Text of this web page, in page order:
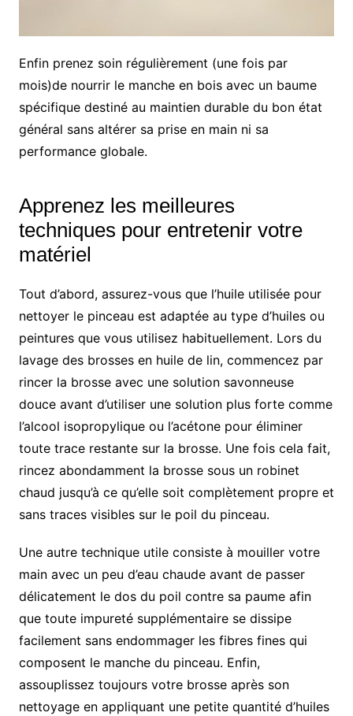
Enfin prenez soin régulièrement (une fois par
mois)de nourrir le manche en bois avec un baume
spécifique destiné au maintien durable du bon état
général sans altérer sa prise en main ni sa
performance globale.
Apprenez les meilleures
techniques pour entretenir votre
matériel
Tout d’abord, assurez-vous que l’huile utilisée pour
nettoyer le pinceau est adaptée au type d’huiles ou
peintures que vous utilisez habituellement. Lors du
lavage des brosses en huile de lin, commencez par
rincer la brosse avec une solution savonneuse
douce avant d’utiliser une solution plus forte comme
l’alcool isopropylique ou l’acétone pour éliminer
toute trace restante sur la brosse. Une fois cela fait,
rincez abondamment la brosse sous un robinet
chaud jusqu’à ce qu’elle soit complètement propre et
sans traces visibles sur le poil du pinceau.
Une autre technique utile consiste à mouiller votre
main avec un peu d’eau chaude avant de passer
délicatement le dos du poil contre sa paume afin
que toute impureté supplémentaire se dissipe
facilement sans endommager les fibres fines qui
composent le manche du pinceau. Enfin,
assouplissez toujours votre brosse après son
nettoyage en appliquant une petite quantité d’huiles